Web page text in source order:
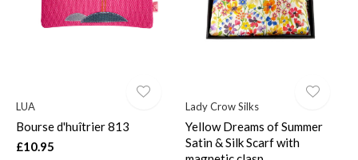
LUA
Bourse d'huîtrier 813
£10.95
Lady Crow Silks
Yellow Dreams of Summer
Satin & Silk Scarf with